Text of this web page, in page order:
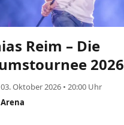
Reim – Die
2026
Oktober 2026 • 20:00 Uhr